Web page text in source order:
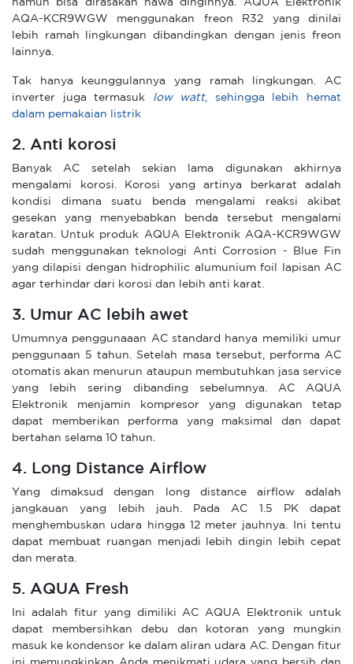
namun bisa dirasakan hawa dinginnya. AQUA Elektronik
AQA-KCR9WGW menggunakan freon R32 yang dinilai
lebih ramah lingkungan dibandingkan dengan jenis freon
lainnya.
Tak hanya keunggulannya yang ramah lingkungan. AC
inverter juga termasuk
low watt, sehingga lebih hemat
dalam pemakaian listrik
2. Anti korosi
Banyak AC setelah sekian lama digunakan akhirnya
mengalami korosi. Korosi yang artinya berkarat adalah
kondisi dimana suatu benda mengalami reaksi akibat
gesekan yang menyebabkan benda tersebut mengalami
karatan. Untuk produk AQUA Elektronik AQA-KCR9WGW
sudah menggunakan teknologi Anti Corrosion - Blue Fin
yang dilapisi dengan hidrophilic alumunium foil lapisan AC
agar terhindar dari korosi dan lebih anti karat.
3. Umur AC lebih awet
Umumnya penggunaaan AC standard hanya memiliki umur
penggunaan 5 tahun. Setelah masa tersebut, performa AC
otomatis akan menurun ataupun membutuhkan jasa service
yang lebih sering dibanding sebelumnya. AC AQUA
Elektronik menjamin kompresor yang digunakan tetap
dapat memberikan performa yang maksimal dan dapat
bertahan selama 10 tahun.
4. Long Distance Airflow
Yang dimaksud dengan long distance airflow adalah
jangkauan yang lebih jauh. Pada AC 1.5 PK dapat
menghembuskan udara hingga 12 meter jauhnya. Ini tentu
dapat membuat ruangan menjadi lebih dingin lebih cepat
dan merata.
5. AQUA Fresh
Ini adalah fitur yang dimiliki AC AQUA Elektronik untuk
dapat membersihkan debu dan kotoran yang mungkin
masuk ke kondensor ke dalam aliran udara AC. Dengan fitur